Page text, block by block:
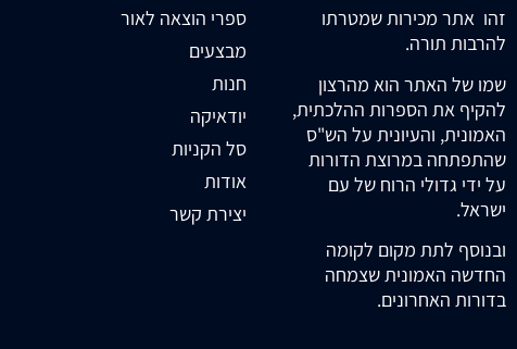
זהו אתר מכירות שמטרתו
להרבות תורה.
שמו של האתר הוא מהרצון
להקיף את הספרות ההלכתית,
האמונית, והעיונית על הש"ס
שהתפתחה במרוצת הדורות
על ידי גדולי הרוח של עם
ישראל.
ובנוסף לתת מקום לקומה
החדשה האמונית שצמחה
בדורות האחרונים.
ספרי הוצאה לאור
מבצעים
חנות
יודאיקה
סל הקניות
אודות
יצירת קשר